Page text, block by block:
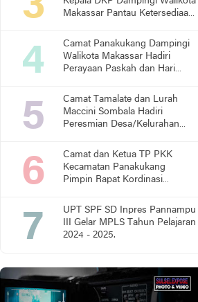
Makassar Pantau Ketersediaan
Camat Panakukang Dampingi
Walikota Makassar Hadiri
Perayaan Paskah dan Hari
Camat Tamalate dan Lurah
Maccini Sombala Hadiri
Peresmian Desa/Kelurahan
Camat dan Ketua TP PKK
Kecamatan Panakukang
Pimpin Rapat Kordinasi
Stunting
UPT SPF SD Inpres Pannampu
III Gelar MPLS Tahun Pelajaran
2024 - 2025.